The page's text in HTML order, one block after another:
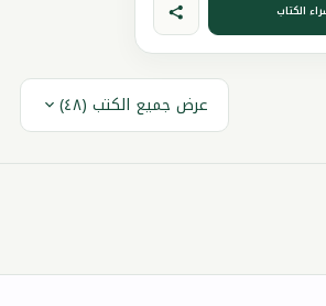
الكتاب
عرض جميع الكتب (٤٨)